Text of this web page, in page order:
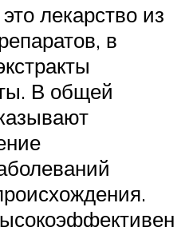
лекарство из
в
В общей